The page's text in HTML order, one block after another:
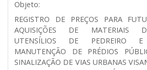
Objeto:
REGISTRO DE PREÇOS PARA
AQUISIÇÕES DE MATERIAIS
UTENSÍLIOS DE PEDREIRO
MANUTENÇÃO DE PRÉDIOS
SINALIZAÇÃO DE VIAS URBANAS